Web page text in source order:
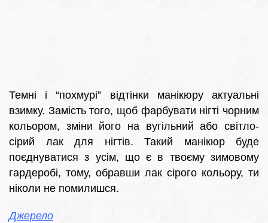
Темні і “похмурі” відтінки манікюру актуальні
взимку. Замість того, щоб фарбувати нігті чорним
кольором, зміни його на вугільний або світло-
сірий лак для нігтів. Такий манікюр буде
поєднуватися з усім, що є в твоєму зимовому
гардеробі, тому, обравши лак сірого кольору, ти
ніколи не помилишся.
Джерело